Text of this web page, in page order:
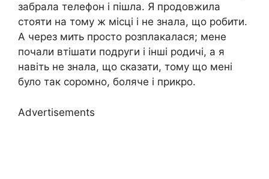
забрала телефон і пішла. Я продовжила
стояти на тому ж місці і не знала, що робити.
А через мить просто розплакалася; мене
почали втішати подруги і інші родичі, а я
навіть не знала, що сказати, тому що мені
було так соромно, боляче і прикро.
Advertisements